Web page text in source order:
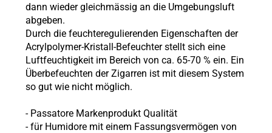
dann wieder gleichmässig an die Umgebungsluft
abgeben.
Durch die feuchteregulierenden Eigenschaften der
Acrylpolymer-Kristall-Befeuchter stellt sich eine
Luftfeuchtigkeit im Bereich von ca. 65-70 % ein. Ein
Überbefeuchten der Zigarren ist mit diesem System
so gut wie nicht möglich.
- Passatore Markenprodukt Qualität
- für Humidore mit einem Fassungsvermögen von